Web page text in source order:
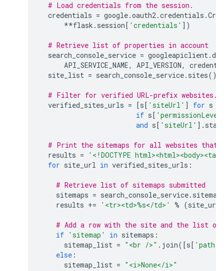
# Load credentials from the session.
credentials = google.oauth2.credentials .
**flask . session[ 'credentials' ])
# Retrieve list of properties in account
search_console_service = googleapiclient.
API_SERVICE_NAME, API_VERSION,
site_list = search_console_service. sites()
# Filter for verified URL-prefix websites.
verified_sites_urls = [s[ 'siteUrl' ] for s
if s[
and s[ 'siteUrl' ] .
# Print the sitemaps for all websites that
results =
'<!DOCTYPE
for site_url in verified_sites_urls :
# Retrieve list of sitemaps submitted
sitemaps = search_console_service.
results += '<tr><td>%s</td>' % (site_url
# Add a row with the site and the list of
if 'sitemap' in sitemaps :
sitemap_list = "<br />" . join([s[ 'path'
else :
sitemap_list = "<i>None</i>"